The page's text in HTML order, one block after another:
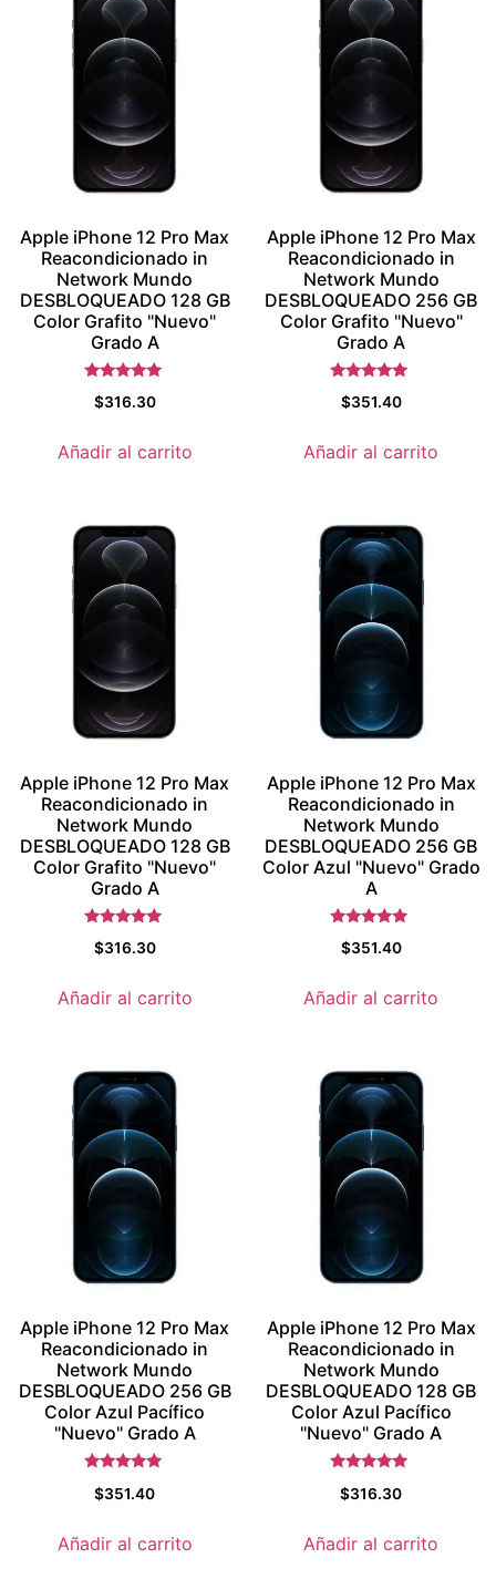
Apple iPhone 12 Pro Max
Reacondicionado in
Network Mundo
DESBLOQUEADO 128 GB
Color Grafito "Nuevo"
Grado A
Valorado con
5.5
$316.30
Añadir al carrito
Apple iPhone 12 Pro Max
Reacondicionado in
Network Mundo
DESBLOQUEADO 256 GB
Color Grafito "Nuevo"
Grado A
Valorado con
5.5
$351.40
Añadir al carrito
Apple iPhone 12 Pro Max
Reacondicionado in
Network Mundo
DESBLOQUEADO 128 GB
Color Grafito "Nuevo"
Grado A
Valorado con
5.5
$316.30
Añadir al carrito
Apple iPhone 12 Pro Max
Reacondicionado in
Network Mundo
DESBLOQUEADO 256 GB
Color Azul "Nuevo" Grado
A
Valorado con
5.5
$351.40
Añadir al carrito
Apple iPhone 12 Pro Max
Reacondicionado in
Network Mundo
DESBLOQUEADO 256 GB
Color Azul Pacífico
"Nuevo" Grado A
5.5
$351.40
Añadir al carrito
Apple iPhone 12 Pro Max
Reacondicionado in
Network Mundo
DESBLOQUEADO 128 GB
Color Azul Pacífico
"Nuevo" Grado A
5.5
$316.30
Añadir al carrito